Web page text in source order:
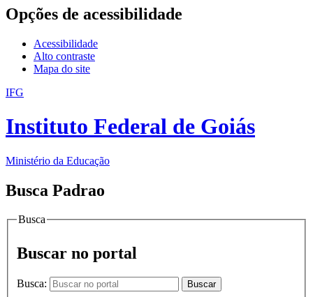
Opções de acessibilidade
Acessibilidade
Alto contraste
Mapa do site
IFG
Instituto Federal de Goiás
Ministério da Educação
Busca Padrao
Busca
Buscar no portal
Busca: Buscar